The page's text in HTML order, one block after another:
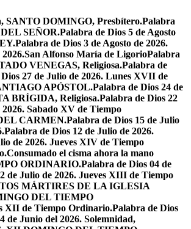
SANTO DOMINGO, Presbítero.Palabra
SEÑOR.Palabra de Dios 5 de Agosto
Palabra de Dios 3 de Agosto de 2026.
2026.San Alfonso María de LigorioPalabra
VENEGAS, Religiosa.Palabra de
27 de Julio de 2026. Lunes XVII de
APÓSTOL.Palabra de Dios 24 de
BRÍGIDA, Religiosa.Palabra de Dios 22
Sabado XV de Tiempo
CARMEN.Palabra de Dios 15 de Julio
Palabra de Dios 12 de Julio de 2026.
de 2026. Jueves XIV de Tiempo
Consumado el cisma ahora la mano
ORDINARIO.Palabra de Dios 04 de
de Julio de 2026. Jueves XIII de Tiempo
MÁRTIRES DE LA IGLESIA
DEL TIEMPO
XII de Tiempo Ordinario.Palabra de Dios
de Junio del 2026. Solemnidad,